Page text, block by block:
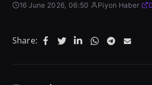
16 June 2026, 06:50 Piyon Haber·
Share: